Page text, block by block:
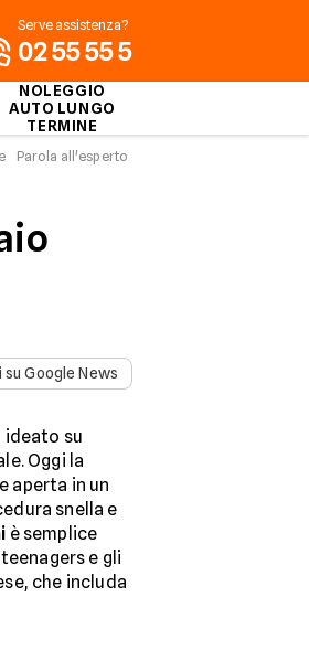
NOLEGGIO
AUTO LUNGO
TERMINE
Serve assistenza?
02 55 55 5
Parola all'esperto
su Google News
su
Oggi la
aperta in un
snella e
è semplice
e gli
che includa